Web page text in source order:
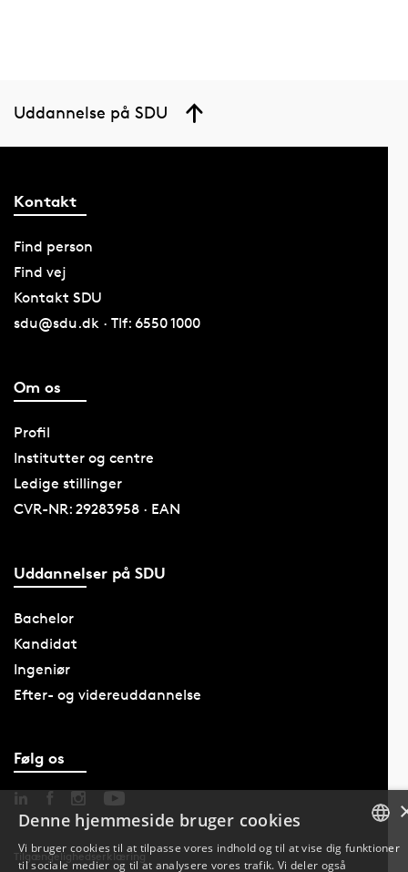
Uddannelse på SDU
Kontakt
Find person
Find vej
Kontakt SDU
sdu@sdu.dk · Tlf: 6550 1000
Om os
Profil
Institutter og centre
Ledige stillinger
CVR-NR: 29283958 · EAN
Uddannelser på SDU
Bachelor
Kandidat
Ingeniør
Efter- og videreuddannelse
Følg os
Tilgængelighedserklæring
Denne hjemmeside bruger cookies
Vi bruger cookies til at tilpasse vores indhold og til at vise dig funktioner
til sociale medier og til at analysere vores trafik. Vi deler også